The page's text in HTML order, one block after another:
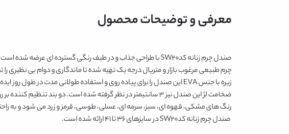
معرفی و توضیحات محصول
صندل چرم زنانه کدSW20 با طراحی جذاب و در طیف رنگی گسترده ای عرضه شده است
چرم طبیعی مرغوب بازار و متریال درجه یک تهیه شده تا ماندگاری و دوام بی نظیری
زیره با جنس EVA این صندل را برای پیاده روی و استفاده طولانی مدت در طول روز ایده آل کرده است چون بسیار نرم و منعطف است و راحتی و آرامش را برای شما به ارمغان می آورد.
ضخامت لژ این صندل نیز 3 سانتیمتر در نظر گرفته شده است. دو بند تنظیم کننده بر روی این صندل قرار گرفته تا بتوانید آن را به راحتی با حجم پای خود هماهنگ کنید. رنگ بندی این محصول
رنگ هایمشکی، قهوه ای، سبز، سرمه ای، عسلی، طوسی، قرمز و زردمی شود و به
صندل چرم زنانه کدSW20
در سایزهای 36 تا 41 ارائه شده است.